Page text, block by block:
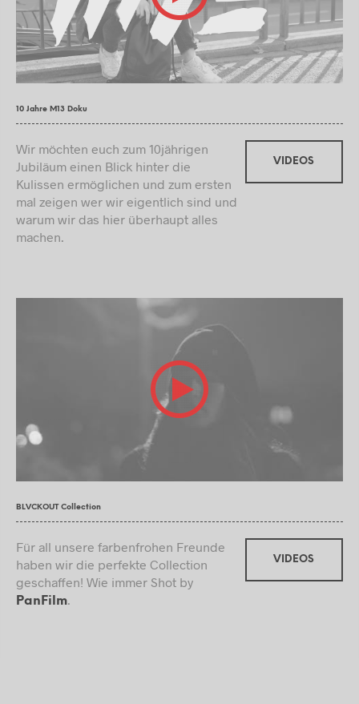
10 Jahre M13 Doku
Wir möchten euch zum 10jährigen
Jubiläum einen Blick hinter die
Kulissen ermöglichen und zum ersten
mal zeigen wer wir eigentlich sind und
warum wir das hier überhaupt alles
machen.
VIDEOS
BLVCKOUT Collection
Für all unsere farbenfrohen Freunde
haben wir die perfekte Collection
geschaffen! Wie immer Shot by
PanFilm.
VIDEOS